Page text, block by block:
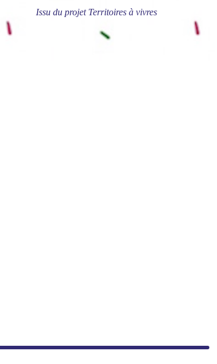
Issu du projet Territoires à vivres